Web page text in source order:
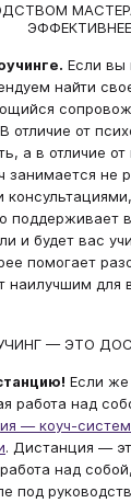
ЭФФЕКТИВНЕЕ
Если вы
найти
от
а в отличие
занимается не
поддерживает
и будет вас
помогает
наилучшим для
— ЭТО
Если же
работа над
— коуч-
. Дистанция —
над
под